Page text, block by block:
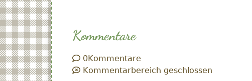
Kommentare
0Kommentare
Kommentarbereich geschlossen